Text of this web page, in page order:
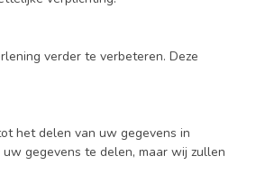
verder te verbeteren. Deze
het delen van uw gegevens in
gegevens te delen, maar wij zullen